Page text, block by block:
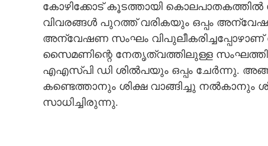
കോഴിക്കോട് കൂടത്തായി
വിവരങ്ങള്‍ പുറത്ത് വരികയും ഒപ്പം
അന്വേഷണ സംഘം വിപുലീകരിച്ചപ്പോഴാണ്
സൈമണിന്റെ നേതൃത്വത്തിലുള്ള
എഎസ്പി ഡി ശില്‍പയും ഒപ്പം ചേര്‍ന്നു.
കണ്ടെത്താനും ശിക്ഷ വാങ്ങിച്ചു
സാധിച്ചിരുന്നു.